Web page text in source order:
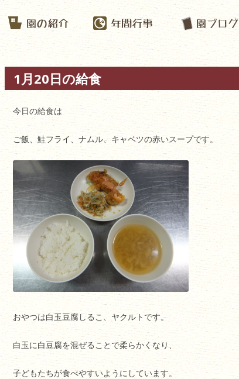
1月20日の給食
今日の給食は
ご飯、鮭フライ、ナムル、キャベツの赤いスープです。
おやつは白玉豆腐しるこ、ヤクルトです。
白玉に白豆腐を混ぜることで柔らかくなり、
子どもたちが食べやすいようにしています。